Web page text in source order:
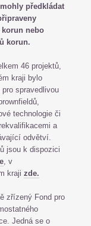
předkládat
nebo
korun.
46 projektů,
kraji bylo
spravedlivou
technologie či
a
odvětví.
jsou k dispozici
, v
kraji zde.
zřízený Fond pro
Jedná se o